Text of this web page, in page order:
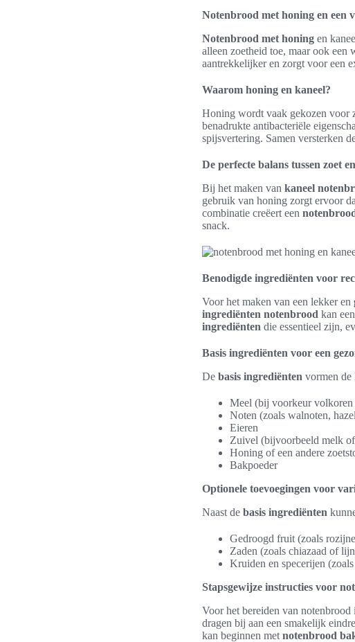
Notenbrood met honing en een
Notenbrood met honing en
alleen zoetheid toe, maar ook
aantrekkelijker en zorgt voor een
Waarom honing en kaneel?
Honing wordt vaak gekozen voor
benadrukte antibacteriële
spijsvertering. Samen versterken
De perfecte balans tussen zoet
Bij het maken van kaneel
gebruik van honing zorgt ervoor
combinatie creëert een
snack.
Benodigde ingrediënten voor
Voor het maken van een lekker en
ingrediënten notenbrood kan
ingrediënten die essentieel zijn,
Basis ingrediënten voor een
De basis ingrediënten vormen de
Meel (bij voorkeur volkoren
Noten (zoals walnoten,
Eieren
Zuivel (bijvoorbeeld melk
Honing of een andere
Bakpoeder
Optionele toevoegingen voor
Naast de basis ingrediënten
Gedroogd fruit (zoals
Zaden (zoals chiazaad of
Kruiden en specerijen
Stapsgewijze instructies voor
Voor het bereiden van
dragen bij aan een smakelijk
kan beginnen met notenbrood